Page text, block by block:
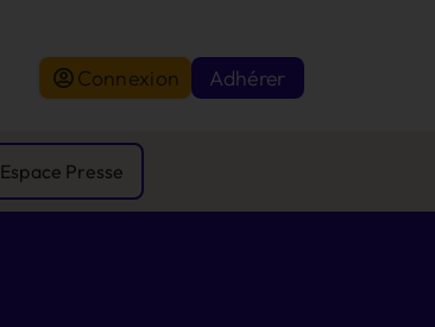
Connexion Adhérer
Espace Presse